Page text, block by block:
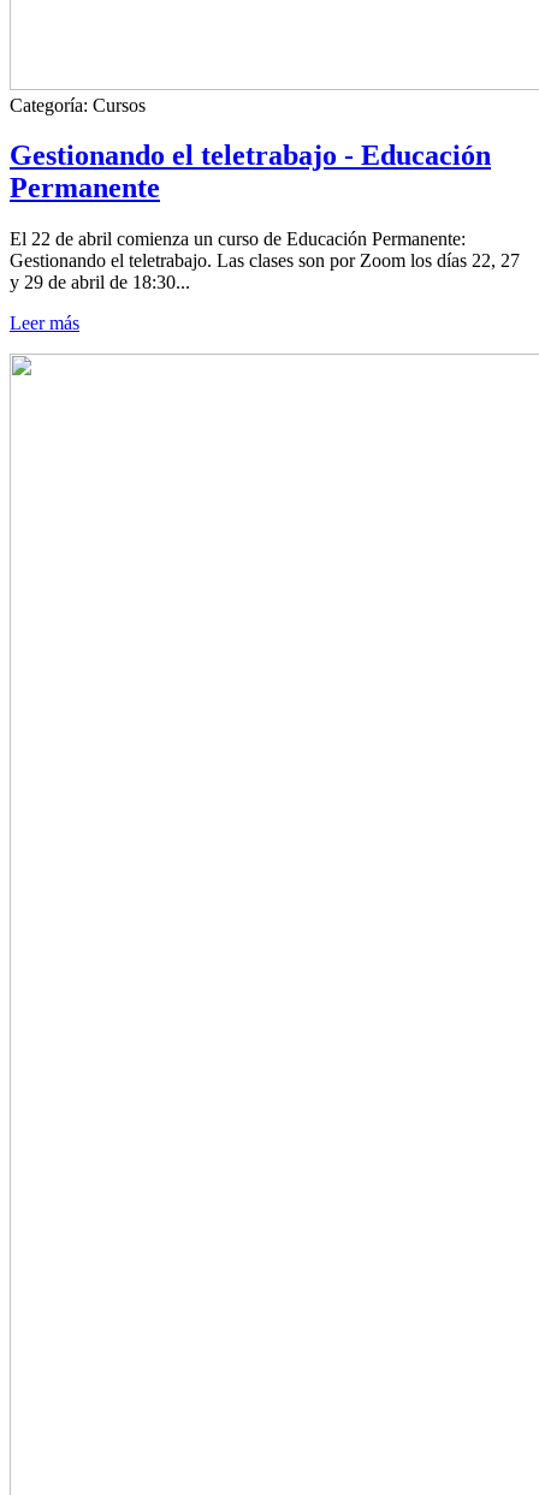
Categoría: Cursos
Gestionando el teletrabajo - Educación
Permanente
El 22 de abril comienza un curso de Educación Permanente:
Gestionando el teletrabajo. Las clases son por Zoom los días 22, 27
y 29 de abril de 18:30...
Leer más